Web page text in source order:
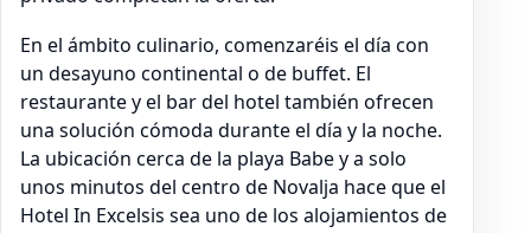
En el ámbito culinario, comenzaréis el día con
un desayuno continental o de buffet. El
restaurante y el bar del hotel también ofrecen
una solución cómoda durante el día y la noche.
La ubicación cerca de la playa Babe y a solo
unos minutos del centro de Novalja hace que el
Hotel In Excelsis sea uno de los alojamientos de